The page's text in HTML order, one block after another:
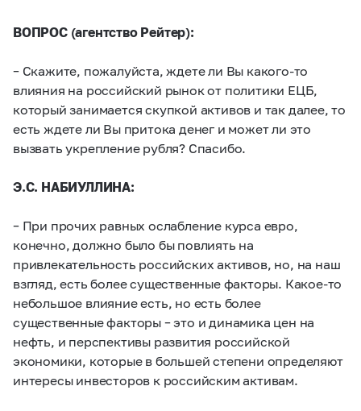
ВОПРОС (агентство Рейтер):
– Скажите, пожалуйста, ждете ли Вы какого-то
влияния на российский рынок от политики ЕЦБ,
который занимается скупкой активов и так далее, то
есть ждете ли Вы притока денег и может ли это
вызвать укрепление рубля? Спасибо.
Э.С. НАБИУЛЛИНА:
– При прочих равных ослабление курса евро,
конечно, должно было бы повлиять на
привлекательность российских активов, но, на наш
взгляд, есть более существенные факторы. Какое-то
небольшое влияние есть, но есть более
существенные факторы – это и динамика цен на
нефть, и перспективы развития российской
экономики, которые в большей степени определяют
интересы инвесторов к российским активам.